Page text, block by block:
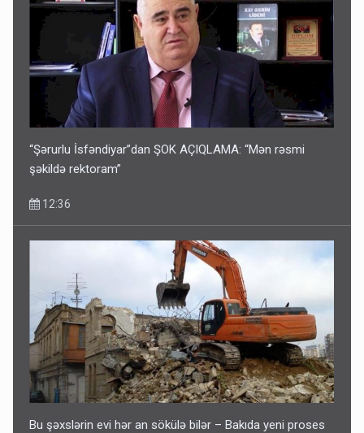
“Şərurlu İsfəndiyar”dan ŞOK AÇIQLAMA: “Mən rəsmi
şəkildə rektoram”
12:36
Bu şəxslərin evi hər an sökülə bilər – Bakıda yeni proses